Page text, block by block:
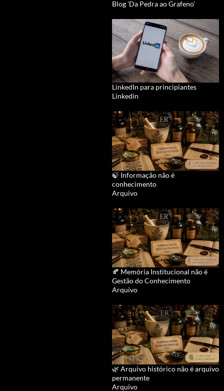
Blog 'Da Pedra ao Grafeno'
LinkedIn para principiantes
Linkedin
🍃 Informação não é
conhecimento
Arquivo
🍂 Memória Institucional não é
Gestão do Conhecimento
Arquivo
🌿 Arquivo histórico não é arquivo
permanente
Arquivo